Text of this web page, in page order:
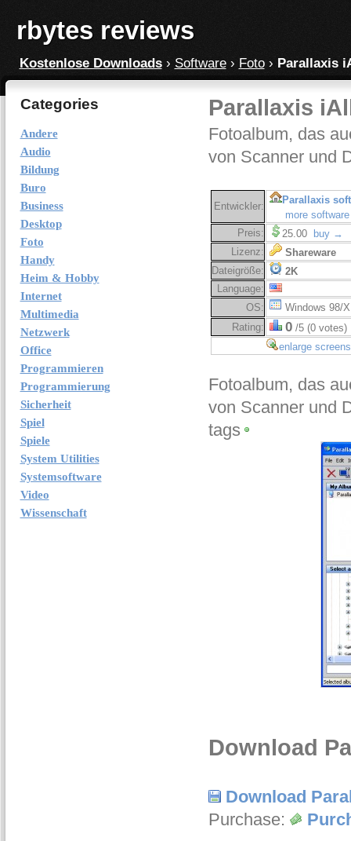
rbytes reviews
Kostenlose Downloads› Software› Foto› Parallaxis
Categories
Andere
Audio
Bildung
Buro
Business
Desktop
Foto
Handy
Heim & Hobby
Internet
Multimedia
Netzwerk
Office
Programmieren
Programmierung
Sicherheit
Spiel
Spiele
System Utilities
Systemsoftware
Video
Wissenschaft
Parallaxis
Fotoalbum, das
von Scanner und
Entwickler:
Parallaxis
more
Preis:
25.00
buy →
Lizenz:
Shareware
Dateigröße:
2K
Language:
OS:
Windows 98/
Rating:
0/5 (0 votes)
enlarge
Fotoalbum, das
von Scanner und
tags
Download
Download
Purchase: